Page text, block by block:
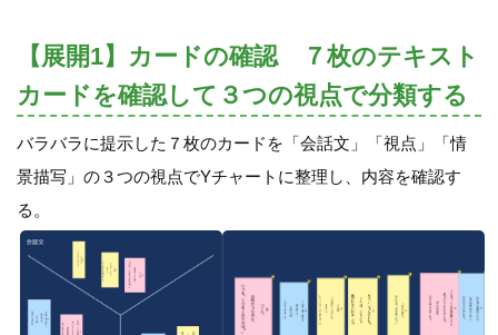
【展開1】カードの確認 ７枚のテキスト
カードを確認して３つの視点で分類する
バラバラに提示した７枚のカードを「会話文」「視点」「情
景描写」の３つの視点でYチャートに整理し、内容を確認す
る。